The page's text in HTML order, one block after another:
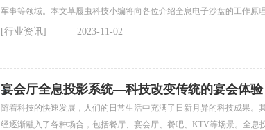
军事等领域。本文草履虫科技小编将向各位介绍全息电子沙盘的工作原
发展趋势，希望对您有所帮助！
[行业资讯] 2023-11-02
宴会厅全息投影系统—科技改变传统的宴会体验
随着科技的快速发展，人们的日常生活中充满了日新月异的科技成果。
经逐渐融入了各种场合，包括餐厅、宴会厅、餐吧、KTV等场景。全息